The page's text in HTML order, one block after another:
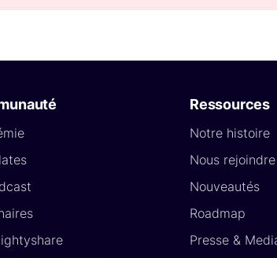
Ressources
Notre histoire
Nous rejoindre
Nouveautés
Roadmap
Presse &